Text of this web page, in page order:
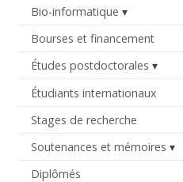
Bio-informatique
Bourses et financement
Études postdoctorales
Étudiants internationaux
Stages de recherche
Soutenances et mémoires
Diplômés